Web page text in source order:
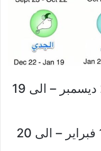
برج الجدي: من 22 ديسمبر – الى 19
برج الحوت: من 19 فبراير – الى 20